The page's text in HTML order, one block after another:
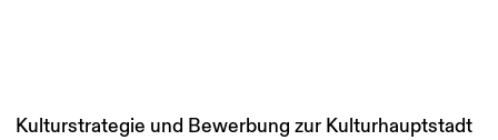
Kulturstrategie und Bewerbung zur Kulturhauptstadt